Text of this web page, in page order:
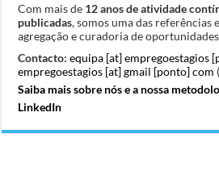
Com mais de 12 anos de atividade
publicadas, somos uma das referências
agregação e curadoria de
Contacto: equipa [at] empregoestagios
empregoestagios [at] gmail [ponto] com
Saiba mais sobre nós e a nossa
LinkedIn